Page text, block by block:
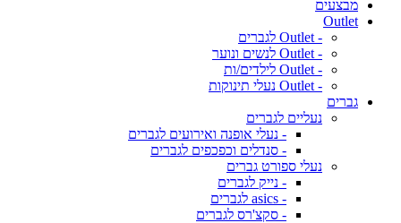
מבצעים
Outlet
- Outlet לגברים
- Outlet לנשים ונוער
- Outlet לילדים/ות
- Outlet נעלי תינוקות
גברים
נעליים לגברים
- נעלי אופנה ואירועים לגברים
- סנדלים וכפכפים לגברים
נעלי ספורט גברים
- נייק לגברים
- asics לגברים
- סקצ'רס לגברים